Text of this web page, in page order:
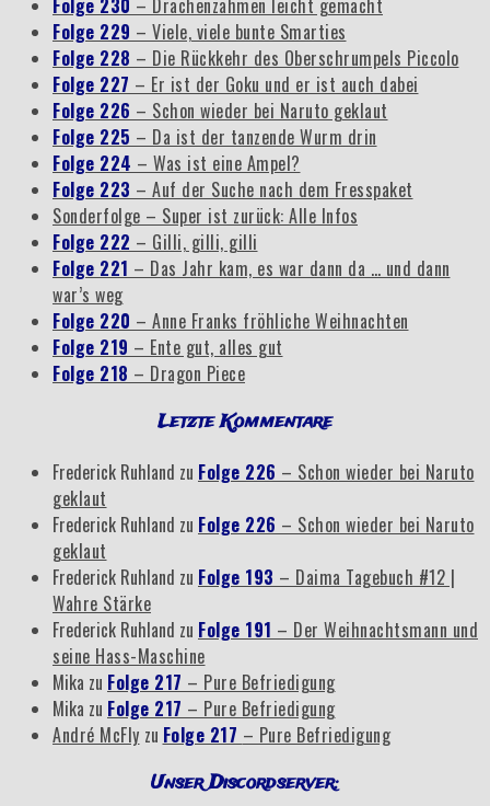
Folge 230 – Drachenzähmen leicht gemacht
Folge 229 – Viele, viele bunte Smarties
Folge 228 – Die Rückkehr des Oberschrumpels Piccolo
Folge 227 – Er ist der Goku und er ist auch dabei
Folge 226 – Schon wieder bei Naruto geklaut
Folge 225 – Da ist der tanzende Wurm drin
Folge 224 – Was ist eine Ampel?
Folge 223 – Auf der Suche nach dem Fresspaket
Sonderfolge – Super ist zurück: Alle Infos
Folge 222 – Gilli, gilli, gilli
Folge 221 – Das Jahr kam, es war dann da … und dann
war’s weg
Folge 220 – Anne Franks fröhliche Weihnachten
Folge 219 – Ente gut, alles gut
Folge 218 – Dragon Piece
Letzte Kommentare
Frederick Ruhland zu Folge 226 – Schon wieder bei Naruto
geklaut
Frederick Ruhland zu Folge 226 – Schon wieder bei Naruto
geklaut
Frederick Ruhland zu Folge 193 – Daima Tagebuch #12 |
Wahre Stärke
Frederick Ruhland zu Folge 191 – Der Weihnachtsmann und
seine Hass-Maschine
Mika zu Folge 217 – Pure Befriedigung
Mika zu Folge 217 – Pure Befriedigung
André McFly zu Folge 217 – Pure Befriedigung
Unser Discordserver: